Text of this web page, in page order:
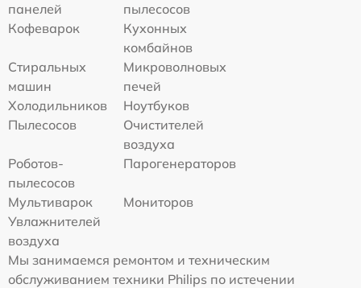
панелей
пылесосов
Кофеварок
Кухонных
комбайнов
Стиральных
машин
Микроволновых
печей
Холодильников
Ноутбуков
Пылесосов
Очистителей
воздуха
Роботов-
пылесосов
Парогенераторов
Мультиварок
Мониторов
Увлажнителей
воздуха
Мы занимаемся ремонтом и техническим
обслуживанием техники Philips по истечении